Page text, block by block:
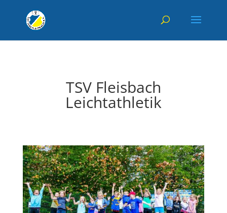
TSV Fleisbach
Leichtathletik